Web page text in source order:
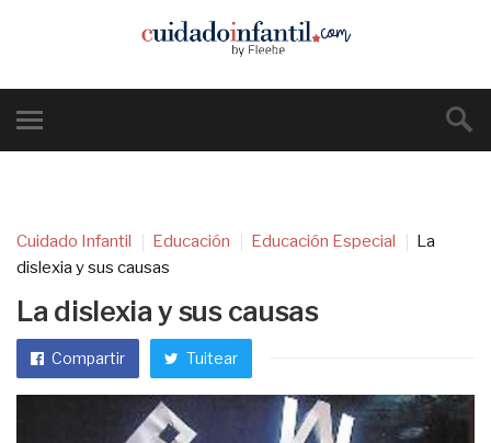
Cuidado Infantil Educación Educación Especial
La
dislexia y sus causas
La dislexia y sus causas
Compartir Tuitear